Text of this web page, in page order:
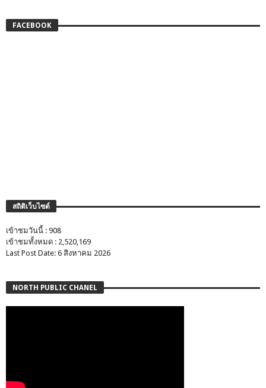
FACEBOOK
สถิติเว็บไซต์
เข้าชมวันนี้ : 908
เข้าชมทั้งหมด : 2,520,169
Last Post Date: 6 สิงหาคม 2026
NORTH PUBLIC CHANEL